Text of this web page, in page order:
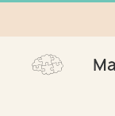
to
content